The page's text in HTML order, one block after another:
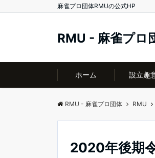
麻雀プロ団体RMUの公式HP
RMU - 麻雀プロ
ホーム 設立趣
RMU - 麻雀プロ団体 RMU
2020年後期